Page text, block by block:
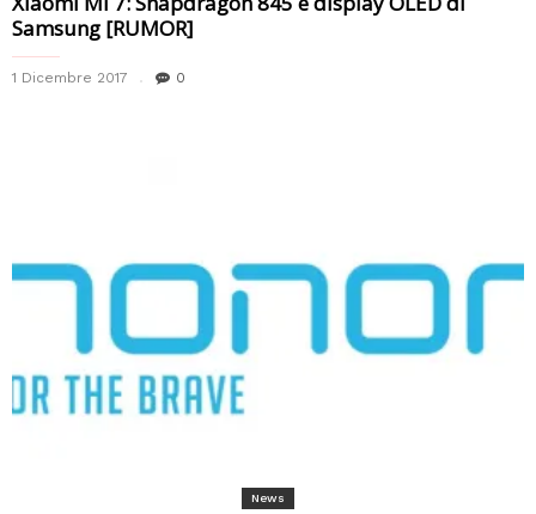
Samsung [RUMOR]
1 Dicembre 2017 0
News